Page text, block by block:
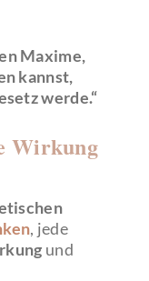
Maxime,
kannst,
werde.“
Wirkung
, jede
und